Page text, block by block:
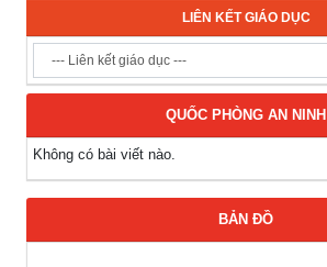
LIÊN KẾT GIÁO DỤC
QUỐC PHÒNG AN NINH
Không có bài viết nào.
BẢN ĐỒ